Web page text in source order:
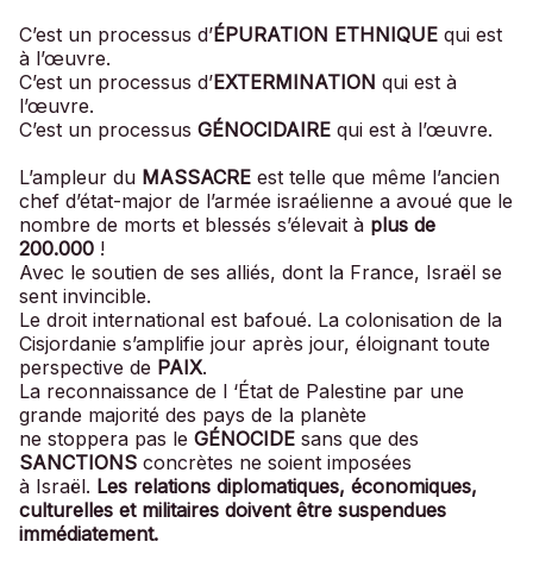
C’est un processus d’ÉPURATION ETHNIQUE qui est
à l’œuvre.
C’est un processus d’EXTERMINATION qui est à
l’œuvre.
C’est un processus GÉNOCIDAIRE qui est à l’œuvre.
L’ampleur du MASSACRE est telle que même l’ancien
chef d’état-major de l’armée israélienne a avoué que le
nombre de morts et blessés s’élevait à plus de
200.000 !
Avec le soutien de ses alliés, dont la France, Israël se
sent invincible.
Le droit international est bafoué. La colonisation de la
Cisjordanie s’amplifie jour après jour, éloignant toute
perspective de PAIX.
La reconnaissance de l ‘État de Palestine par une
grande majorité des pays de la planète
ne stoppera pas le GÉNOCIDE sans que des
SANCTIONS concrètes ne soient imposées
à Israël. Les relations diplomatiques, économiques,
culturelles et militaires doivent être suspendues
immédiatement.